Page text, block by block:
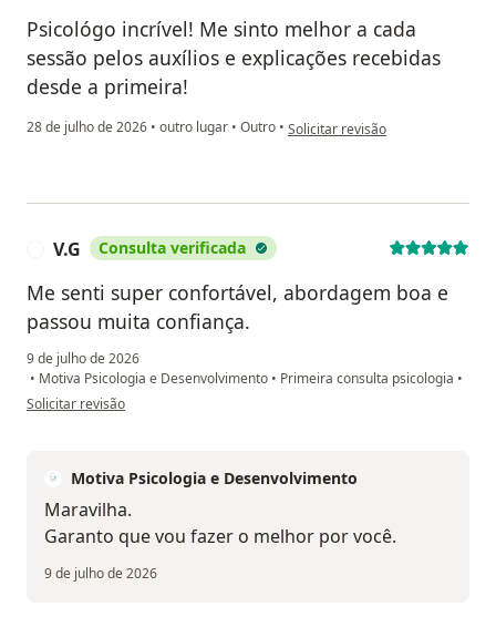
Psicológo incrível! Me sinto melhor a cada
sessão pelos auxílios e explicações recebidas
desde a primeira!
28 de julho de 2026 • outro lugar • Outro • na opinião do utilizador Dênzel
Solicitar revisão
V.G Consulta verificada
Me senti super confortável, abordagem boa e
passou muita confiança.
9 de julho de 2026
• Motiva Psicologia e Desenvolvimento • Primeira consulta psicologia •
na opinião do utilizador V.G
Solicitar revisão
Motiva Psicologia e Desenvolvimento
Maravilha.
Garanto que vou fazer o melhor por você.
9 de julho de 2026